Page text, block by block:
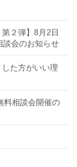
２弾】8月2日
談会のお知らせ
た方がいい理
相談会開催の